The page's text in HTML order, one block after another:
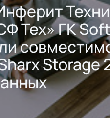
Тех» ГК
Storage